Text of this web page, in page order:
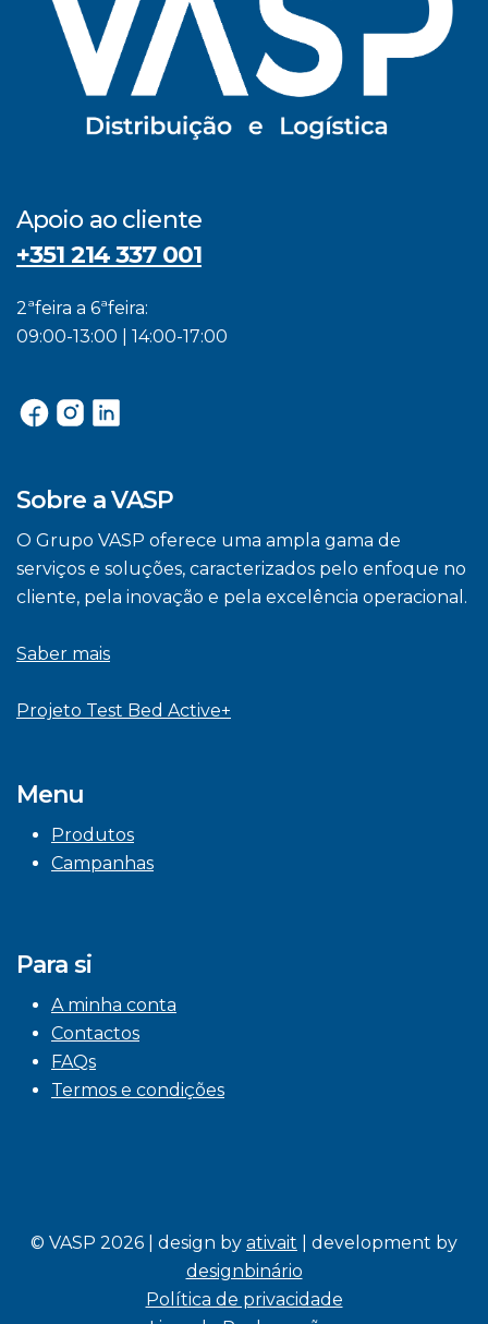
Apoio ao cliente
+351 214 337 001
2ªfeira a 6ªfeira:
09:00-13:00 | 14:00-17:00
Sobre a VASP
O Grupo VASP oferece uma ampla gama de
serviços e soluções, caracterizados pelo enfoque no
cliente, pela inovação e pela excelência operacional.
Saber mais
Projeto Test Bed Active+
Menu
Produtos
Campanhas
Para si
A minha conta
Contactos
FAQs
Termos e condições
© VASP 2026 | design by ativait | development by
designbinário
Política de privacidade